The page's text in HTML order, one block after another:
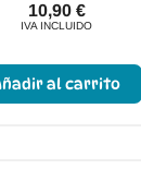
10,90 €
IVA INCLUIDO
al carrito